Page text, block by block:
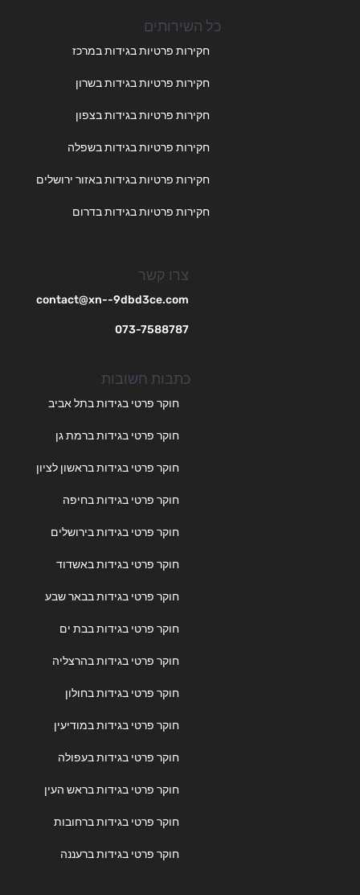
כל השירותים
חקירות פרטיות בגידות במרכז
חקירות פרטיות בגידות בשרון
חקירות פרטיות בגידות בצפון
חקירות פרטיות בגידות בשפלה
חקירות פרטיות בגידות באזור ירושלים
חקירות פרטיות בגידות בדרום
צרו קשר
contact@xn--9dbd3ce.com
073-7588787
כתבות חשובות
חוקר פרטי בגידות בתל אביב
חוקר פרטי בגידות ברמת גן
חוקר פרטי בגידות בראשון לציון
חוקר פרטי בגידות בחיפה
חוקר פרטי בגידות בירושלים
חוקר פרטי בגידות באשדוד
חוקר פרטי בגידות בבאר שבע
חוקר פרטי בגידות בבת ים
חוקר פרטי בגידות בהרצליה
חוקר פרטי בגידות בחולון
חוקר פרטי בגידות במודיעין
חוקר פרטי בגידות בעפולה
חוקר פרטי בגידות בראש העין
חוקר פרטי בגידות ברחובות
חוקר פרטי בגידות ברעננה